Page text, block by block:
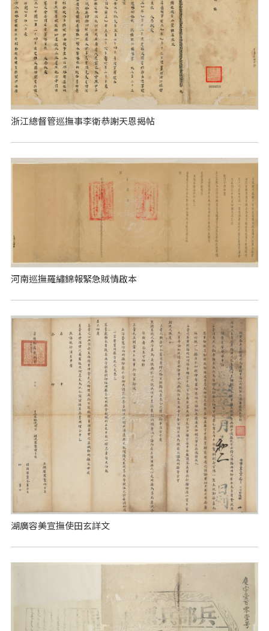
浙江總督管巡撫事李衛恭謝天恩揭帖
河南巡撫羅繡錦報緊急賊情啟本
湖廣容美宣撫使田玄詳文